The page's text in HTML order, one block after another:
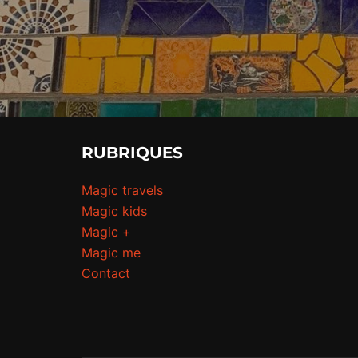
RUBRIQUES
Magic travels
Magic kids
Magic +
Magic me
Contact